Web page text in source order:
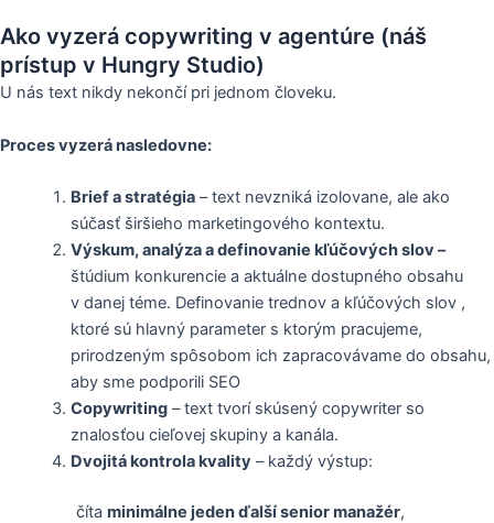
Ako vyzerá copywriting v agentúre (náš
prístup v Hungry Studio)
U nás text nikdy nekončí pri jednom človeku.
Proces vyzerá nasledovne:
Brief a stratégia– text nevzniká izolovane, ale ako
súčasť širšieho marketingového kontextu.
Výskum, analýza a definovanie kľúčových slov –
štúdium konkurencie a aktuálne dostupného obsahu
v danej téme. Definovanie trednov a kľúčových slov ,
ktoré sú hlavný parameter s ktorým pracujeme,
prirodzeným spôsobom ich zapracovávame do obsahu,
aby sme podporili SEO
Copywriting– text tvorí skúsený copywriter so
znalosťou cieľovej skupiny a kanála.
Dvojitá kontrola kvality – každý výstup:
číta minimálne jeden ďalší senior manažér,